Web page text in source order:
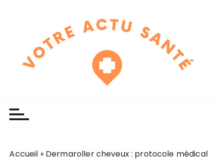
Accueil » Dermaroller cheveux : protocole médical